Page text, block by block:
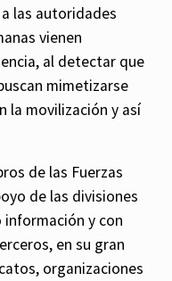
las autoridades
vienen
al detectar que
mimetizarse
la movilización y así
de las Fuerzas
de las divisiones
y con
en su gran
organizaciones